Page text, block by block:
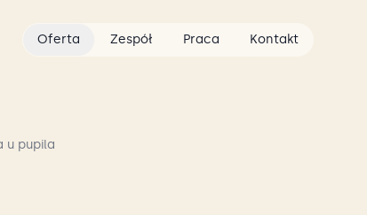
Oferta Zespół Praca Kontakt
u pupila